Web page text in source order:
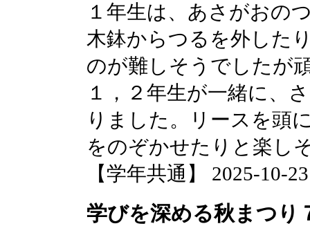
１年生は、あさがおの
木鉢からつるを外した
のが難しそうでしたが
１，２年生が一緒に、
りました。リースを頭
をのぞかせたりと楽し
【学年共通】 2025-10-
学びを深める秋まつり